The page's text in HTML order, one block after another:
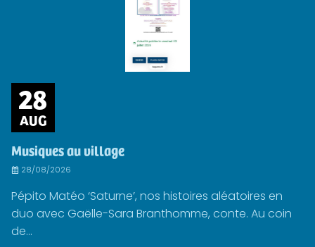
28
AUG
Musiques au village
28/08/2026
Pépito Matéo ‘Saturne’, nos histoires aléatoires en
duo avec Gaëlle-Sara Branthomme, conte. Au coin
de...